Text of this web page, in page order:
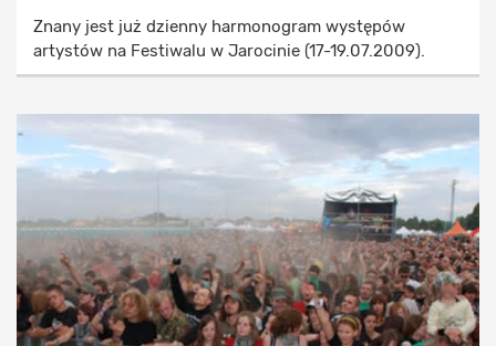
Znany jest już dzienny harmonogram występów
artystów na Festiwalu w Jarocinie (17-19.07.2009).